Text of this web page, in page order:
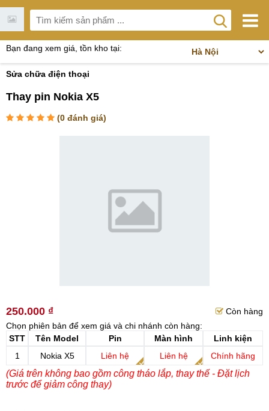
Bạn đang xem giá, tồn kho tại:
Sửa chữa điện thoại
Thay pin Nokia X5
(0 đánh giá)
250.000 ₫
Còn hàng
Chọn phiên bản để xem giá và chi nhánh còn hàng:
STT
Tên Model Pin Màn hình
Linh kiện
1
Nokia X5 Liên hệ Liên hệ Chính hãng
(Giá trên không bao gồm công tháo lắp, thay thế - Đặt lịch
trước để giảm công thay)